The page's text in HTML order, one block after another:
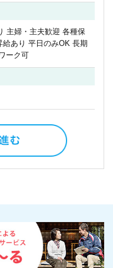
主婦・主夫歓迎 各種保
あり 平日のみOK 長期
ーク可